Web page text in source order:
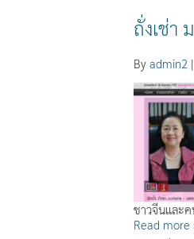
ถั่งเช่า
By admin2 |
ชาวจีนและ
Read more